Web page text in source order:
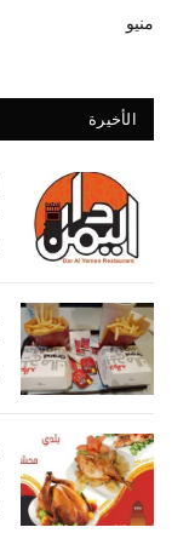
منيو
الأخيرة